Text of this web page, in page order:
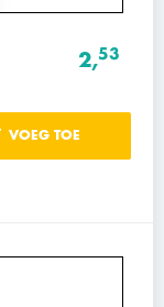
2,53
VOEG TOE